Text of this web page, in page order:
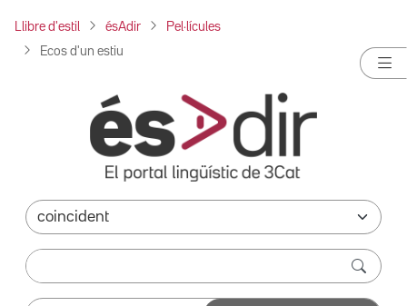
Llibre d'estil ésAdir Pel·lícules
Ecos d'un estiu